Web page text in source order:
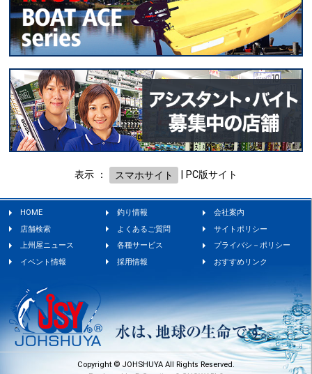
表示 ： スマホサイト PC版サイト
HOME 釣り情報
会社案内
店舗検索
よくあるご質問
サイトポリシー
上州屋ニュース
各種サービス
プライバシ－ポリシー
イベント情報
採用情報 おすすめリンク
Copyright © JOHSHUYA All Rights Reserved.